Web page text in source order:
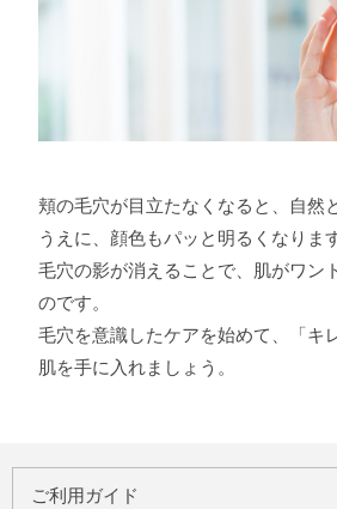
頬の毛穴が目立たなくなると、自然
うえに、顔色もパッと明るくなります
毛穴の影が消えることで、肌がワン
のです。
毛穴を意識したケアを始めて、「キ
肌を手に入れましょう。
ご利用ガイド